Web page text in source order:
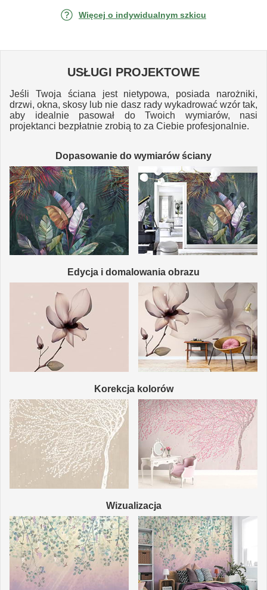
Więcej o indywidualnym szkicu
USŁUGI PROJEKTOWE
Jeśli Twoja ściana jest nietypowa, posiada narożniki,
drzwi, okna, skosy lub nie dasz rady wykadrować wzór tak,
aby idealnie pasował do Twoich wymiarów, nasi
projektanci bezpłatnie zrobią to za Ciebie profesjonalnie.
Dopasowanie do wymiarów ściany
Edycja i domalowania obrazu
Korekcja kolorów
Wizualizacja